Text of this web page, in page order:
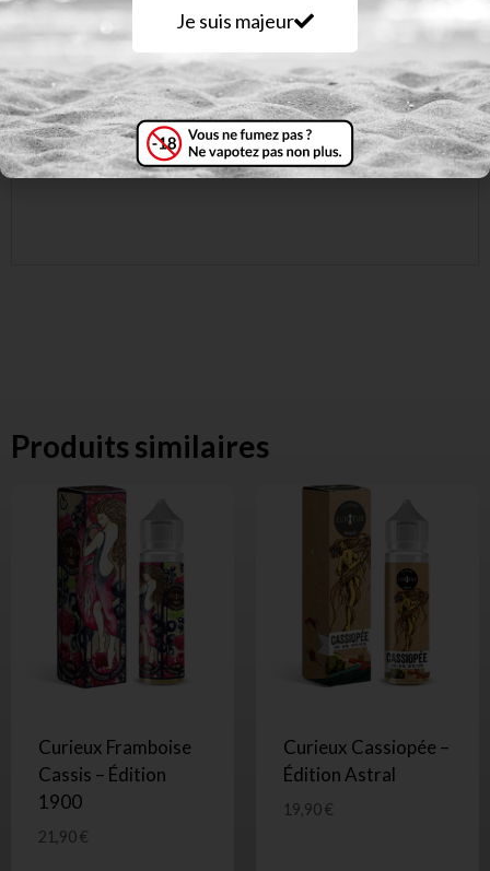
sucrée.
E-liquide 50 mL
50/50 PG/VG
Sans nicotine
Produits similaires
Curieux Framboise
Cassis – Édition
1900
21,90€
Curieux Cassiopée –
Édition Astral
19,90€
Je suis majeur